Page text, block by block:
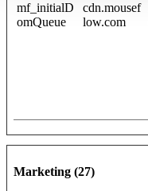
mf_initialD
omQueue
cdn.mousef
low.com
Marketing (27)